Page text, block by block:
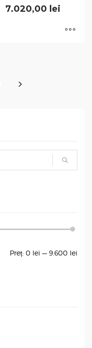
7.020,00 lei
Preț: 0 lei — 9.600 lei